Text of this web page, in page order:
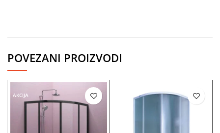
POVEZANI PROIZVODI
AKCIJA